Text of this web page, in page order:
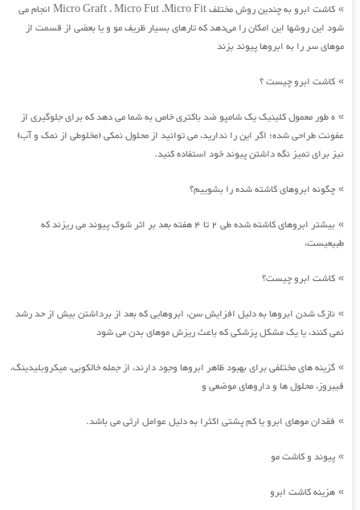
»
کاشت ابرو به چندین روش مختلف Micro Graft ، Micro Fut ،Micro Fit انجام می
شود این روشها این امکان را می‌دهد که تارهای بسیار ظریف مو و یا بعضی از قسمت از
موهای سر را به ابروها پیوند بزند
» کاشت ابرو چیست ؟
» ه طور معمول کلینیک یک شامپو ضد باکتری خاص به شما می دهد که برای جلوگیری از
عفونت طراحی شده؛ اگر این را ندارید، می توانید از محلول نمکی (مخلوطی از نمک و آب)
نیز برای تمیز نگه داشتن پیوند خود استفاده کنید.
» چگونه ابروهای کاشته شده را بشوییم؟
»
بیشتر ابروهای کاشته شده طی 2 تا 4 هفته بعد بر اثر شوک پیوند می ریزند که
طبیعیست،
» کاشت ابرو چیست؟
» نازک شدن ابروها به دلیل افزایش سن، ابروهایی که بعد از برداشتن بیش از حد رشد
نمی کنند، یا یک مشکل پزشکی که باعث ریزش موهای بدن می شود
» گزینه های مختلفی برای بهبود ظاهر ابروها وجود دارند، از جمله خالکوبی، میکروبلیدینگ،
فیبروز، محلول ها و داروهای موضعی و
» فقدان موهای ابرو یا کم پشتی اکثرا به دلیل عوامل ارثی می باشد.
» پیوند و کاشت مو
» هزینه کاشت ابرو